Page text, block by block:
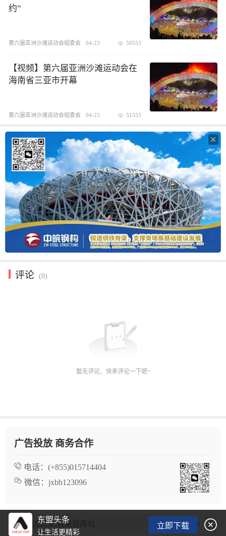
约”
第六届亚洲沙滩运动会组委会 04-23 50553
【视频】第六届亚洲沙滩运动会在
海南省三亚市开幕
第六届亚洲沙滩运动会组委会 04-23 51553

评论 (0)
广告投放 商务合作
电话： (+855)015714404
微信： jxbb123096
看了这么多,我来说两句
东盟头条
让生活更精彩
立即下载 